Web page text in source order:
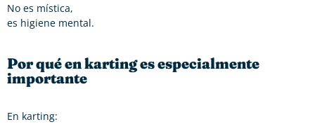
No es mística,
es higiene mental.
Por qué en karting es especialmente
importante
En karting: